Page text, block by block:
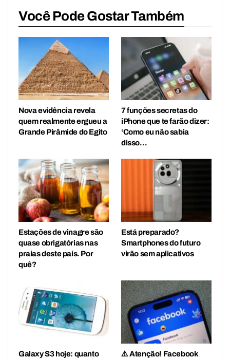
Você Pode Gostar Também
Nova evidência revela
quem realmente ergueu a
Grande Pirâmide do Egito
7 funções secretas do
iPhone que te farão dizer:
‘Como eu não sabia
disso…
Estações de vinagre são
quase obrigatórias nas
praias deste país. Por
quê?
Está preparado?
Smartphones do futuro
virão sem aplicativos
Galaxy S3 hoje: quanto
⚠️ Atenção! Facebook